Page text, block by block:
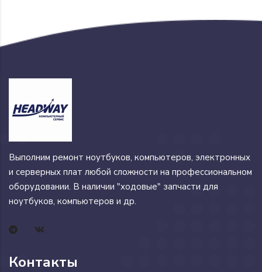
Выполним ремонт ноутбуков, компьютеров, электронных
и серверных плат любой сложности на профессиональном
оборудовании. В наличии "ходовые" запчасти для
ноутбуков, компьютеров и др.
Контакты